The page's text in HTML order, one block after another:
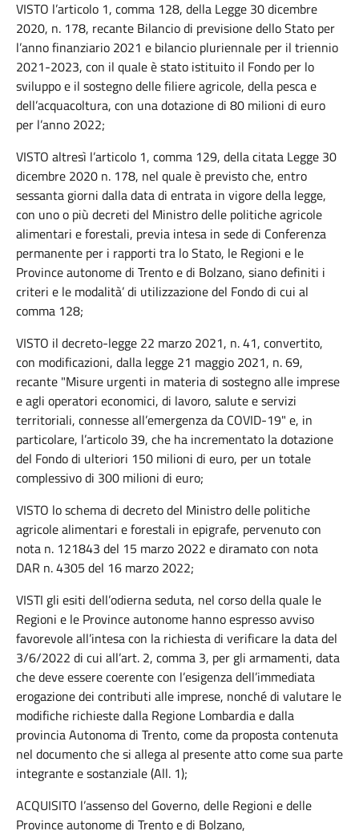
VISTO l’articolo 1, comma 128, della Legge 30 dicembre
2020, n. 178, recante Bilancio di previsione dello Stato per
l’anno finanziario 2021 e bilancio pluriennale per il triennio
2021-2023, con il quale è stato istituito il Fondo per lo
sviluppo e il sostegno delle filiere agricole, della pesca e
dell’acquacoltura, con una dotazione di 80 milioni di euro
per l’anno 2022;
VISTO altresì l’articolo 1, comma 129, della citata Legge 30
dicembre 2020 n. 178, nel quale è previsto che, entro
sessanta giorni dalla data di entrata in vigore della legge,
con uno o più decreti del Ministro delle politiche agricole
alimentari e forestali, previa intesa in sede di Conferenza
permanente per i rapporti tra lo Stato, le Regioni e le
Province autonome di Trento e di Bolzano, siano definiti i
criteri e le modalità’ di utilizzazione del Fondo di cui al
comma 128;
VISTO il decreto-legge 22 marzo 2021, n. 41, convertito,
con modificazioni, dalla legge 21 maggio 2021, n. 69,
recante "Misure urgenti in materia di sostegno alle imprese
e agli operatori economici, di lavoro, salute e servizi
territoriali, connesse all’emergenza da COVID-19" e, in
particolare, l’articolo 39, che ha incrementato la dotazione
del Fondo di ulteriori 150 milioni di euro, per un totale
complessivo di 300 milioni di euro;
VISTO lo schema di decreto del Ministro delle politiche
agricole alimentari e forestali in epigrafe, pervenuto con
nota n. 121843 del 15 marzo 2022 e diramato con nota
DAR n. 4305 del 16 marzo 2022;
VISTI gli esiti dell’odierna seduta, nel corso della quale le
Regioni e le Province autonome hanno espresso avviso
favorevole all’intesa con la richiesta di verificare la data del
3/6/2022 di cui all’art. 2, comma 3, per gli armamenti, data
che deve essere coerente con l’esigenza dell’immediata
erogazione dei contributi alle imprese, nonché di valutare le
modifiche richieste dalla Regione Lombardia e dalla
provincia Autonoma di Trento, come da proposta contenuta
nel documento che si allega al presente atto come sua parte
integrante e sostanziale (All. 1);
ACQUISITO l’assenso del Governo, delle Regioni e delle
Province autonome di Trento e di Bolzano,